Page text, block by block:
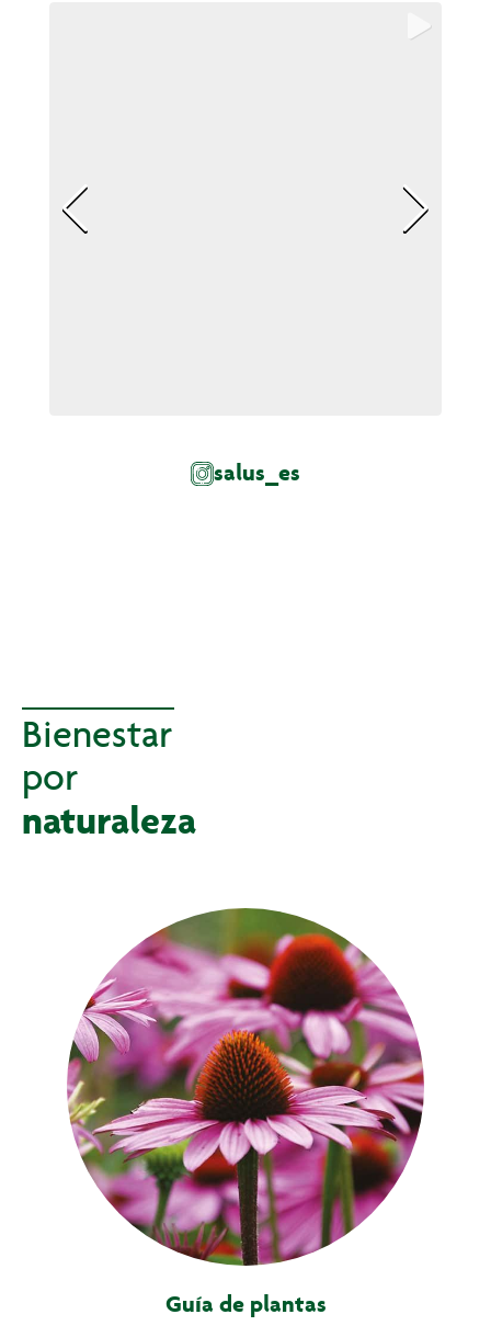
salus_es
Bienestar
por
naturaleza
Guía de plantas